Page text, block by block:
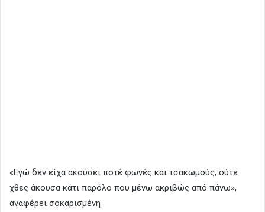
«Εγώ δεν είχα ακούσει ποτέ φωνές και τσακωμούς, ούτε
χθες άκουσα κάτι παρόλο που μένω ακριβώς από πάνω»,
αναφέρει σοκαρισμένη